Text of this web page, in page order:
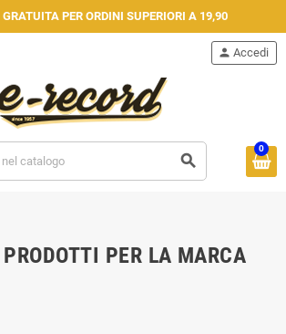
PER ORDINI SUPERIORI A 19,90
search
person Accedi
0
PER LA MARCA